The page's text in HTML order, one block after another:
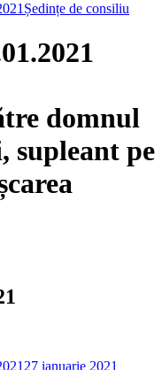
Ședințe de consiliu
domnul
supleant pe
27 ianuarie 2021